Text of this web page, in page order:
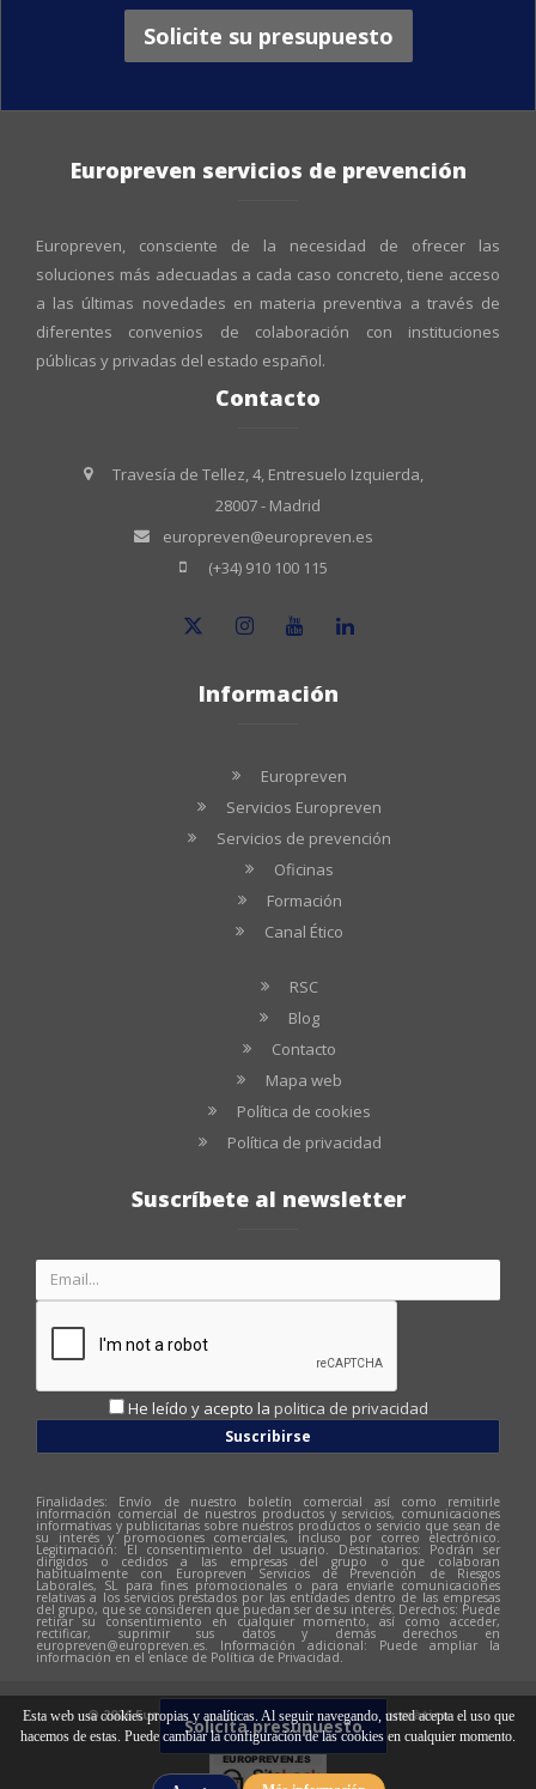
Esta web usa cookies propias y analíticas. Al seguir navegando, usted acepta el uso que
hacemos de estas. Puede cambiar la configuración de las cookies en cualquier momento.
Solicita presupuesto
Solicite su presupuesto
Europreven servicios de prevención
Europreven, consciente de la necesidad de ofrecer las
soluciones más adecuadas a cada caso concreto, tiene acceso
a las últimas novedades en materia preventiva a través de
diferentes convenios de colaboración con instituciones
públicas y privadas del estado español.
Contacto
Travesía de Tellez, 4, Entresuelo Izquierda,
28007 - Madrid
europreven@europreven.es
(+34) 910 100 115
Información
Europreven
Servicios Europreven
Servicios de prevención
Oficinas
Formación
Canal Ético
RSC
Blog
Contacto
Mapa web
Política de cookies
Política de privacidad
Suscríbete al newsletter
He leído y acepto la politica de privacidad
Suscribirse
Finalidades: Envío de nuestro boletín comercial así como remitirle
información comercial de nuestros productos y servicios, comunicaciones
informativas y publicitarias sobre nuestros productos o servicio que sean de
su interés y promociones comerciales, incluso por correo electrónico.
Legitimación: El consentimiento del usuario. Destinatarios: Podrán ser
dirigidos o cedidos a las empresas del grupo o que colaboran
habitualmente con Europreven Servicios de Prevención de Riesgos
Laborales, SL para fines promocionales o para enviarle comunicaciones
relativas a los servicios prestados por las entidades dentro de las empresas
del grupo, que se consideren que puedan ser de su interés. Derechos: Puede
retirar su consentimiento en cualquier momento, así como acceder,
rectificar, suprimir sus datos y demás derechos en
europreven@europreven.es . Información adicional: Puede ampliar la
información en el enlace de Política de Privacidad.
© 2026 Europreven | Diseño web: Hitech Informàtica